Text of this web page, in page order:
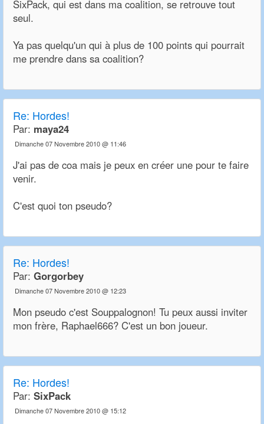
SixPack, qui est dans ma coalition, se retrouve tout
seul.
Ya pas quelqu'un qui à plus de 100 points qui pourrait
me prendre dans sa coalition?
Re: Hordes!
Par: maya24
Dimanche 07 Novembre 2010 @ 11:46
J'ai pas de coa mais je peux en créer une pour te faire
venir.
C'est quoi ton pseudo?
Re: Hordes!
Par: Gorgorbey
Dimanche 07 Novembre 2010 @ 12:23
Mon pseudo c'est Souppalognon! Tu peux aussi inviter
mon frère, Raphael666? C'est un bon joueur.
Re: Hordes!
Par: SixPack
Dimanche 07 Novembre 2010 @ 15:12